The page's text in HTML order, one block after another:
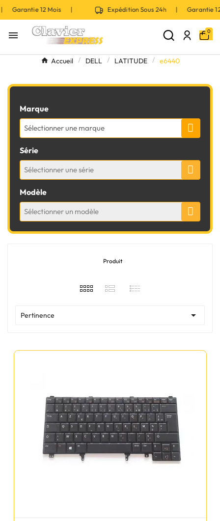
| Garantie 12 Mois | Expédition Sous 24h | Garantie
 0
Accueil DELL LATITUDE e6440
Marque
Sélectionner une marque
Série
Sélectionner une série
Modèle
Sélectionner un modèle
Produit
Pertinence 